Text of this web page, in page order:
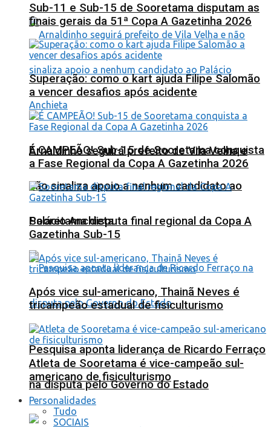
Arnaldinho seguirá prefeito de Vila Velha e
não sinaliza apoio a nenhum candidato ao
Palácio Anchieta
Pesquisa aponta liderança de Ricardo Ferraço
na disputa pelo Governo do Estado
Sub-11 e Sub-15 de Sooretama disputam as
finais gerais da 51ª Copa A Gazetinha 2026
Superação: como o kart ajuda Filipe Salomão
a vencer desafios após acidente
É CAMPEÃO! Sub-15 de Sooretama conquista
a Fase Regional da Copa A Gazetinha 2026
Sooretama disputa final regional da Copa A
Gazetinha Sub-15
Após vice sul-americano, Thainã Neves é
tricampeão estadual de fisiculturismo
Atleta de Sooretama é vice-campeão sul-
americano de fisiculturismo
Personalidades
Tudo
SOCIAIS